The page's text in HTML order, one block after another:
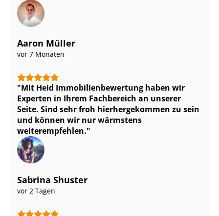
Aaron Müller
vor 7 Monaten
Mit Heid Im­mo­bi­li­en­be­wer­tung haben wir
Experten in Ihrem Fachbereich an unserer
Seite. Sind sehr froh hierhergekommen zu sein
und können wir nur wärmstens
weiterempfehlen.
Sabrina Shuster
vor 2 Tagen